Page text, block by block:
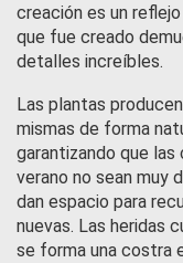
creación es un
que fue creado
detalles increíbles.
Las plantas
mismas de forma
garantizando que las
verano no sean muy
dan espacio para
nuevas. Las heridas
se forma una costra